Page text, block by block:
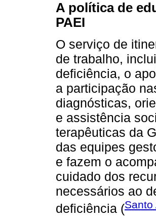
A política de
PAEI
O serviço de
de trabalho,
deficiência, o
a participação
diagnósticas,
e assistência
terapêuticas da
das equipes
e fazem o
cuidado dos
necessários ao
deficiência (Santo